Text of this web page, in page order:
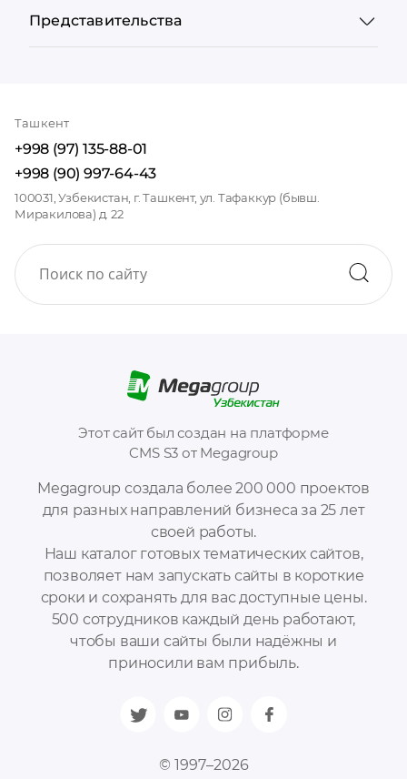
Megagroup создала более 200 000 проектов
для разных направлений бизнеса за 25 лет
своей работы.
Наш каталог готовых тематических сайтов,
позволяет нам запускать сайты в короткие
сроки и сохранять для вас доступные цены.
500 сотрудников каждый день работают,
чтобы ваши сайты были надёжны и
приносили вам прибыль.
© 1997–2026
Этот сайт был создан на платформе
CMS S3 от Megagroup
Представительства
Ташкент
+998 (97) 135-88-01
+998 (90) 997-64-43
100031, Узбекистан, г. Ташкент, ул. Тафаккур (бывш.
Миракилова) д. 22